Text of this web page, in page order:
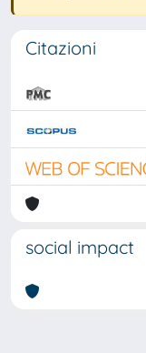
Citazioni
social impact